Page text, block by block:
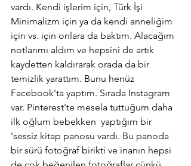
vardı. Kendi işlerim için, Türk İşi
Minimalizm için ya da kendi anneliğim
için vs. için onlara da baktım. Alacağım
notlarımı aldım ve hepsini de artık
kaydetten kaldırarak orada da bir
temizlik yarattım. Bunu henüz
Facebook'ta yaptım. Sırada Instagram
var. Pinterest'te mesela tuttuğum daha
ilk oğlum bebekken  yaptığım bir
'sessiz kitap panosu vardı. Bu panoda
bir sürü fotoğraf birikti ve inanın hepsi